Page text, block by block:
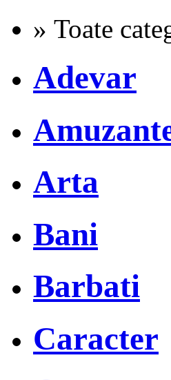
» Toate
Adevar
Arta
Bani
Barbati
Caracter